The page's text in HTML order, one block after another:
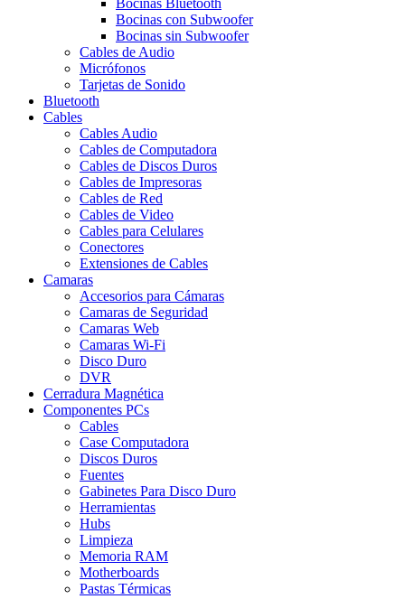
Bocinas con Subwoofer
Bocinas sin Subwoofer
Cables de Audio
Micrófonos
Tarjetas de Sonido
Bluetooth
Cables
Cables Audio
Cables de Computadora
Cables de Discos Duros
Cables de Impresoras
Cables de Red
Cables de Video
Cables para Celulares
Conectores
Extensiones de Cables
Camaras
Accesorios para Cámaras
Camaras de Seguridad
Camaras Web
Camaras Wi-Fi
Disco Duro
DVR
Cerradura Magnética
Componentes PCs
Cables
Case Computadora
Discos Duros
Fuentes
Gabinetes Para Disco Duro
Herramientas
Hubs
Limpieza
Memoria RAM
Motherboards
Pastas Térmicas